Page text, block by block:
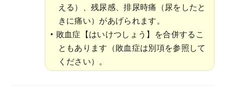
える）、残尿感、排尿時痛（尿をしたと
きに痛い）があげられます。
敗血症【はいけつしょう】を合併するこ
ともあります（敗血症は別項を参照して
ください）。